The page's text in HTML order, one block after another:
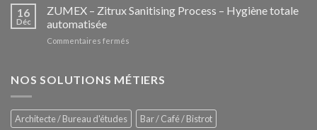
des
–
Le
de
16
Déc
ZUMEX – Zitrux Sanitising Process – Hygiène totale
automatisée
Commentaires fermés
Zitrux
–
Hygiène
NOS SOLUTIONS MÉTIERS
Architecte / Bureau d'études
Bar / Café / Bistrot